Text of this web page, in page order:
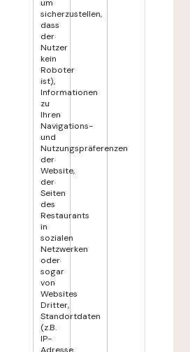
um
sicherzustellen,
dass
der
Nutzer
kein
Roboter
ist),
Informationen
zu
Ihren
Navigations-
und
Nutzungspräferenzen
der
Website,
der
Seiten
des
Restaurants
in
sozialen
Netzwerken
oder
sogar
von
Websites
Dritter,
Standortdaten
(z.B.
IP-